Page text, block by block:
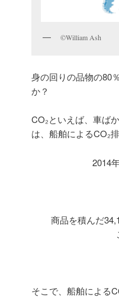
©William Ash
身の回りの品物の80
か？
CO₂といえば、車ば
は、船舶によるCO₂
2014
商品を積んだ
そこで、船舶による